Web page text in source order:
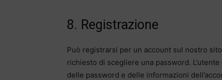
8. Registrazione
Può registrarsi per un account sul nostro
richiesto di scegliere una password.
delle password e delle informazioni